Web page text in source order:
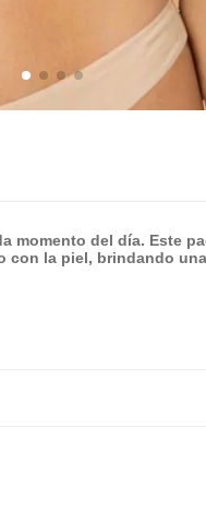
momento del día. Este
la piel, brindando
Ultra
Y
Cinta Adhesiva Para
Busto